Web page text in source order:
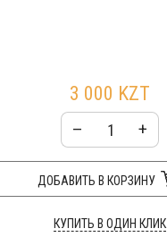
3 000 KZT
– +
ДОБАВИТЬ В КОРЗИНУ
КУПИТЬ В ОДИН КЛИК